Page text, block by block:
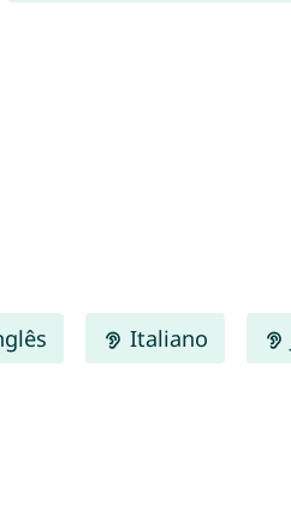
Italiano